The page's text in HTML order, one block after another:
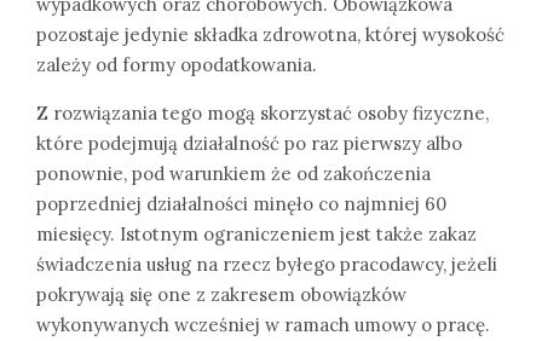
pozostaje jedynie składka zdrowotna, której wysokość
zależy od formy opodatkowania.
Z rozwiązania tego mogą skorzystać osoby fizyczne,
które podejmują działalność po raz pierwszy albo
ponownie, pod warunkiem że od zakończenia
poprzedniej działalności minęło co najmniej 60
miesięcy. Istotnym ograniczeniem jest także zakaz
świadczenia usług na rzecz byłego pracodawcy, jeżeli
pokrywają się one z zakresem obowiązków
wykonywanych wcześniej w ramach umowy o pracę.